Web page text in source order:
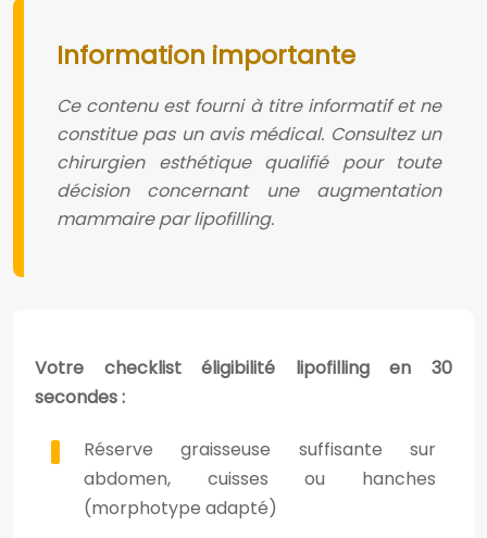
Information importante
Ce contenu est fourni à titre informatif et ne
constitue pas un avis médical. Consultez un
chirurgien esthétique qualifié pour toute
décision concernant une augmentation
mammaire par lipofilling.
Votre checklist éligibilité lipofilling en 30
secondes :
Réserve graisseuse suffisante sur
abdomen, cuisses ou hanches
(morphotype adapté)